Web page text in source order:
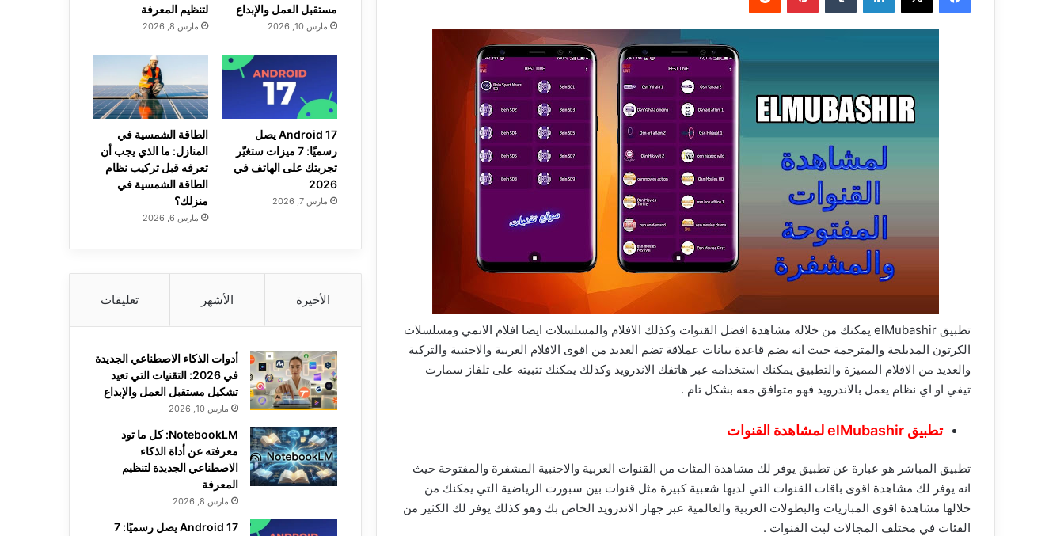
تطبيق elMubashir يمكنك من خلاله مشاهدة افضل القنوات وكذلك الافلام والمسلسلات ايضا افلام الانمي ومسلسلات
الكرتون المدبلجة والمترجمة حيث انه يضم قاعدة بيانات عملاقة تضم العديد من اقوى الافلام العربية والاجنبية والتركية
والعديد من الافلام المميزة والتطبيق يمكنك استخدامه عبر هاتفك الاندرويد وكذلك يمكنك تثبيته على تلفاز سمارت
تيفي او اي نظام يعمل بالاندرويد فهو متوافق معه بشكل تام .
تطبيق elMubashir لمشاهدة القنوات
تطبيق المباشر هو عبارة عن تطبيق يوفر لك مشاهدة المئات من القنوات العربية والاجنبية المشفرة والمفتوحة حيث
انه يوفر لك مشاهدة اقوى باقات القنوات التي لديها شعبية كبيرة مثل قنوات بين سبورت الرياضية التي يمكنك من
خلالها مشاهدة اقوى المباريات والبطولات العربية والعالمية عبر جهاز الاندرويد الخاص بك وهو كذلك يوفر لك الكثير من
الفئات في مختلف المجالات لبث القنوات .
مستقبل العمل والإبداع
مارس 10, 2026
لتنظيم المعرفة
مارس 8, 2026
Android 17 يصل
رسميًا: 7 ميزات ستغيّر
تجربتك على الهاتف في
2026
مارس 7, 2026
الطاقة الشمسية في
المنازل: ما الذي يجب أن
تعرفه قبل تركيب نظام
الطاقة الشمسية في
منزلك؟
مارس 6, 2026
الأخيرة الأشهر تعليقات
أدوات الذكاء الاصطناعي الجديدة
في 2026: التقنيات التي تعيد
تشكيل مستقبل العمل والإبداع
مارس 10, 2026
NotebookLM: كل ما تود
معرفته عن أداة الذكاء
الاصطناعي الجديدة لتنظيم
المعرفة
مارس 8, 2026
Android 17 يصل رسميًا: 7